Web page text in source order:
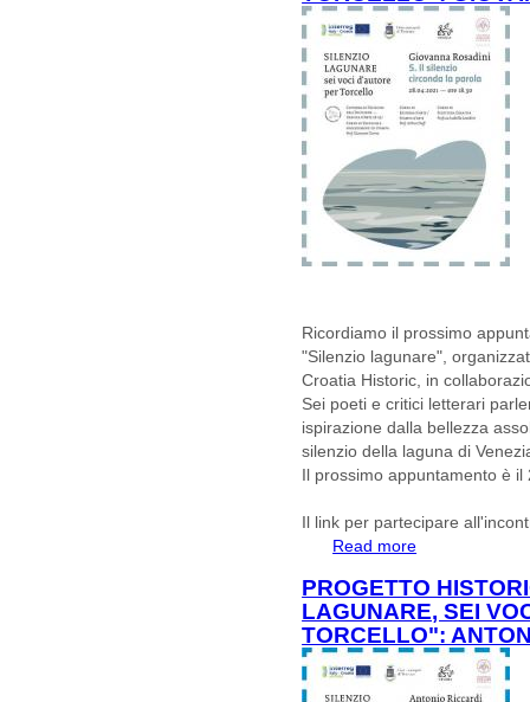
Ricordiamo il prossimo
"Silenzio lagunare",
Croatia Historic, in
Sei poeti e critici letterari
ispirazione dalla bellezza
silenzio della laguna di
Il prossimo appuntamento è
Il link per partecipare
Read more
ROSADINI
PROGETTO
LAGUNARE, SEI
TORCELLO":